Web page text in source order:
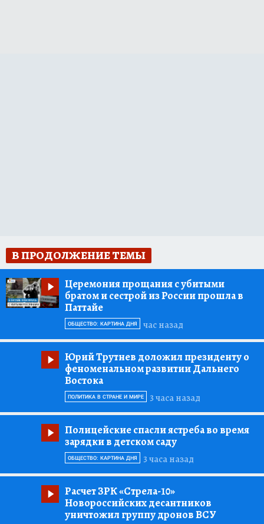
В ПРОДОЛЖЕНИЕ ТЕМЫ
Церемония прощания с убитыми
братом и сестрой из России прошла в
Паттайе
час назад
ОБЩЕСТВО: КАРТИНА ДНЯ
Юрий Трутнев доложил президенту о
феноменальном развитии Дальнего
Востока
3 часа назад
ПОЛИТИКА В СТРАНЕ И МИРЕ
Полицейские спасли ястреба во время
зарядки в детском саду
3 часа назад
ОБЩЕСТВО: КАРТИНА ДНЯ
Расчет ЗРК «Стрела-10»
Новороссийских десантников
уничтожил группу дронов ВСУ